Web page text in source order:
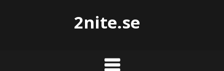
2nite.se